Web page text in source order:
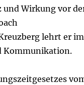
und Wirkung vor
lehrt er im
Kommunikation.